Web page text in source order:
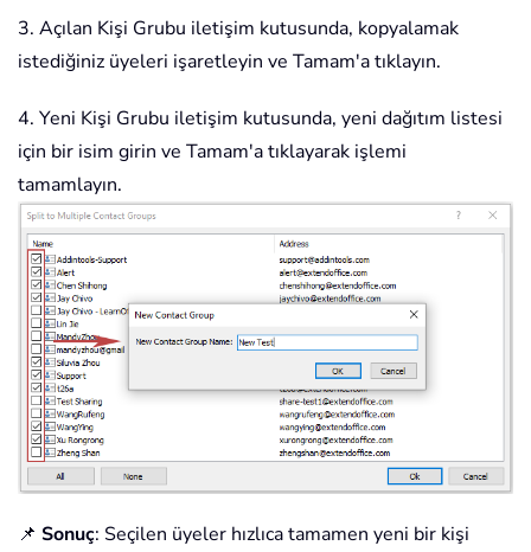
3. Açılan Kişi Grubu iletişim kutusunda, kopyalamak
istediğiniz üyeleri işaretleyin ve Tamam'a tıklayın.
4. Yeni Kişi Grubu iletişim kutusunda, yeni dağıtım listesi
için bir isim girin ve Tamam'a tıklayarak işlemi
tamamlayın.
📌 Sonuç: Seçilen üyeler hızlıca tamamen yeni bir kişi